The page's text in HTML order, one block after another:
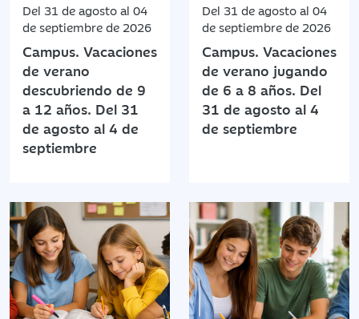
Del 31 de agosto al 04
de septiembre de 2026
Campus. Vacaciones
de verano
descubriendo de 9
a 12 años. Del 31
de agosto al 4 de
septiembre
Del 31 de agosto al 04
de septiembre de 2026
Campus. Vacaciones
de verano jugando
de 6 a 8 años. Del
31 de agosto al 4
de septiembre